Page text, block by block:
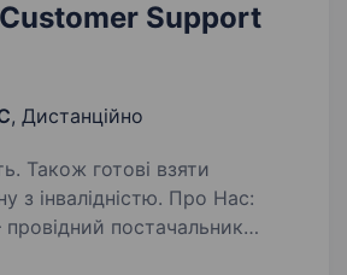
Support
, Дистанційно
Також готові взяти
Про Нас:
постачальник